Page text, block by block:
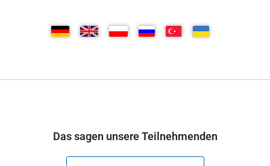
Das sagen unsere Teilnehmenden